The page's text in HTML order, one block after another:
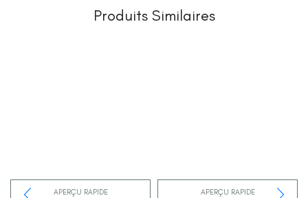
Produits Similaires
APERÇU RAPIDE APERÇU RAPIDE